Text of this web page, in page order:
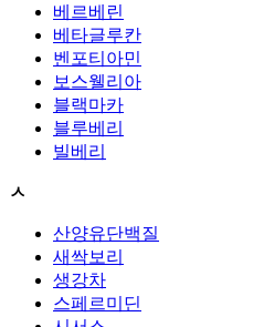
베르베린
베타글루칸
벤포티아민
보스웰리아
블랙마카
블루베리
빌베리
ㅅ
산양유단백질
새싹보리
생강차
스페르미딘